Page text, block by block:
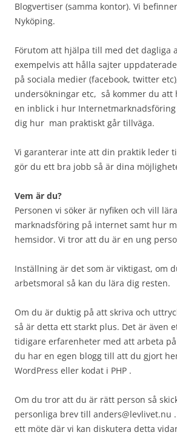
Blogvertiser (samma kontor). Vi
Nyköping.
Förutom att hjälpa till med det dagliga
exempelvis att hålla sajter
på sociala medier (facebook, twitter
undersökningar etc, så kommer du att
en inblick i hur
dig hur man praktiskt går tillväga.
Vi garanterar inte att din praktik leder
gör du ett bra jobb så är dina
Vem är du?
Personen vi söker är nyfiken och vill
marknadsföring på internet samt hur
hemsidor. Vi tror att du är en ung
Inställning är det som är viktigast, om
arbetsmoral så kan du lära dig resten.
Om du är duktig på att skriva och
så är detta ett starkt plus. Det är även
tidigare erfarenheter med att arbeta
du har en egen blogg till att du gjort
WordPress eller kodat i PHP .
Om du tror att du är rätt person så
personliga brev till anders@levlivet.nu
ett möte där vi kan diskutera detta